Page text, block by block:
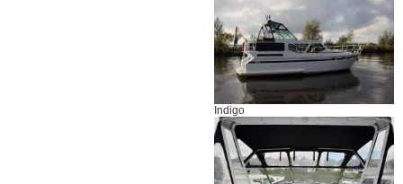
Indigo